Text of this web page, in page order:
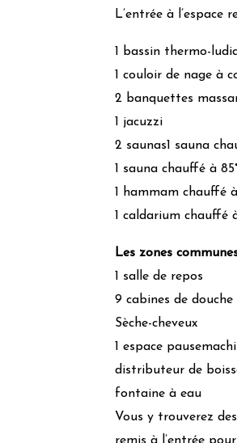
L’entrée à l’espace
1 bassin thermo-
1 couloir de nage à
2 banquettes
1 jacuzzi
2 saunas1 sauna
1 sauna chauffé à
1 hammam chauffé à
1 caldarium chauffé
Les zones
1 salle de repos
9 cabines de douche
Sèche-cheveux
1 espace
distributeur de
fontaine à eau
Vous y trouverez